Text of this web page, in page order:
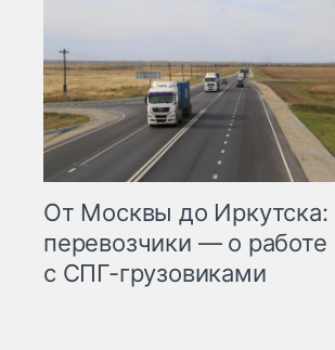
От Москвы до Иркутска:
перевозчики — о работе
с СПГ-грузовиками